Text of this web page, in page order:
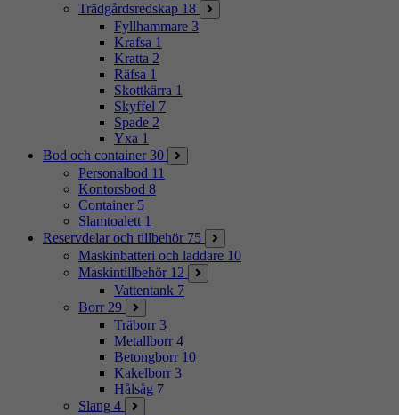
Trädgårdsredskap 18
Fyllhammare 3
Krafsa 1
Kratta 2
Räfsa 1
Skottkärra 1
Skyffel 7
Spade 2
Yxa 1
Bod och container 30
Personalbod 11
Kontorsbod 8
Container 5
Slamtoalett 1
Reservdelar och tillbehör 75
Maskinbatteri och laddare 10
Maskintillbehör 12
Vattentank 7
Borr 29
Träborr 3
Metallborr 4
Betongborr 10
Kakelborr 3
Hålsåg 7
Slang 4